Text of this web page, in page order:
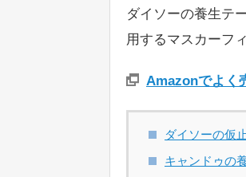
ダイソーの養生テ
用するマスカーフ
Amazonでよく
ダイソーの仮
キャンドゥの